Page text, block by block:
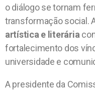
o diálogo se tornam
transformação social.
artística e literária
fortalecimento dos
universidade e
A presidente da